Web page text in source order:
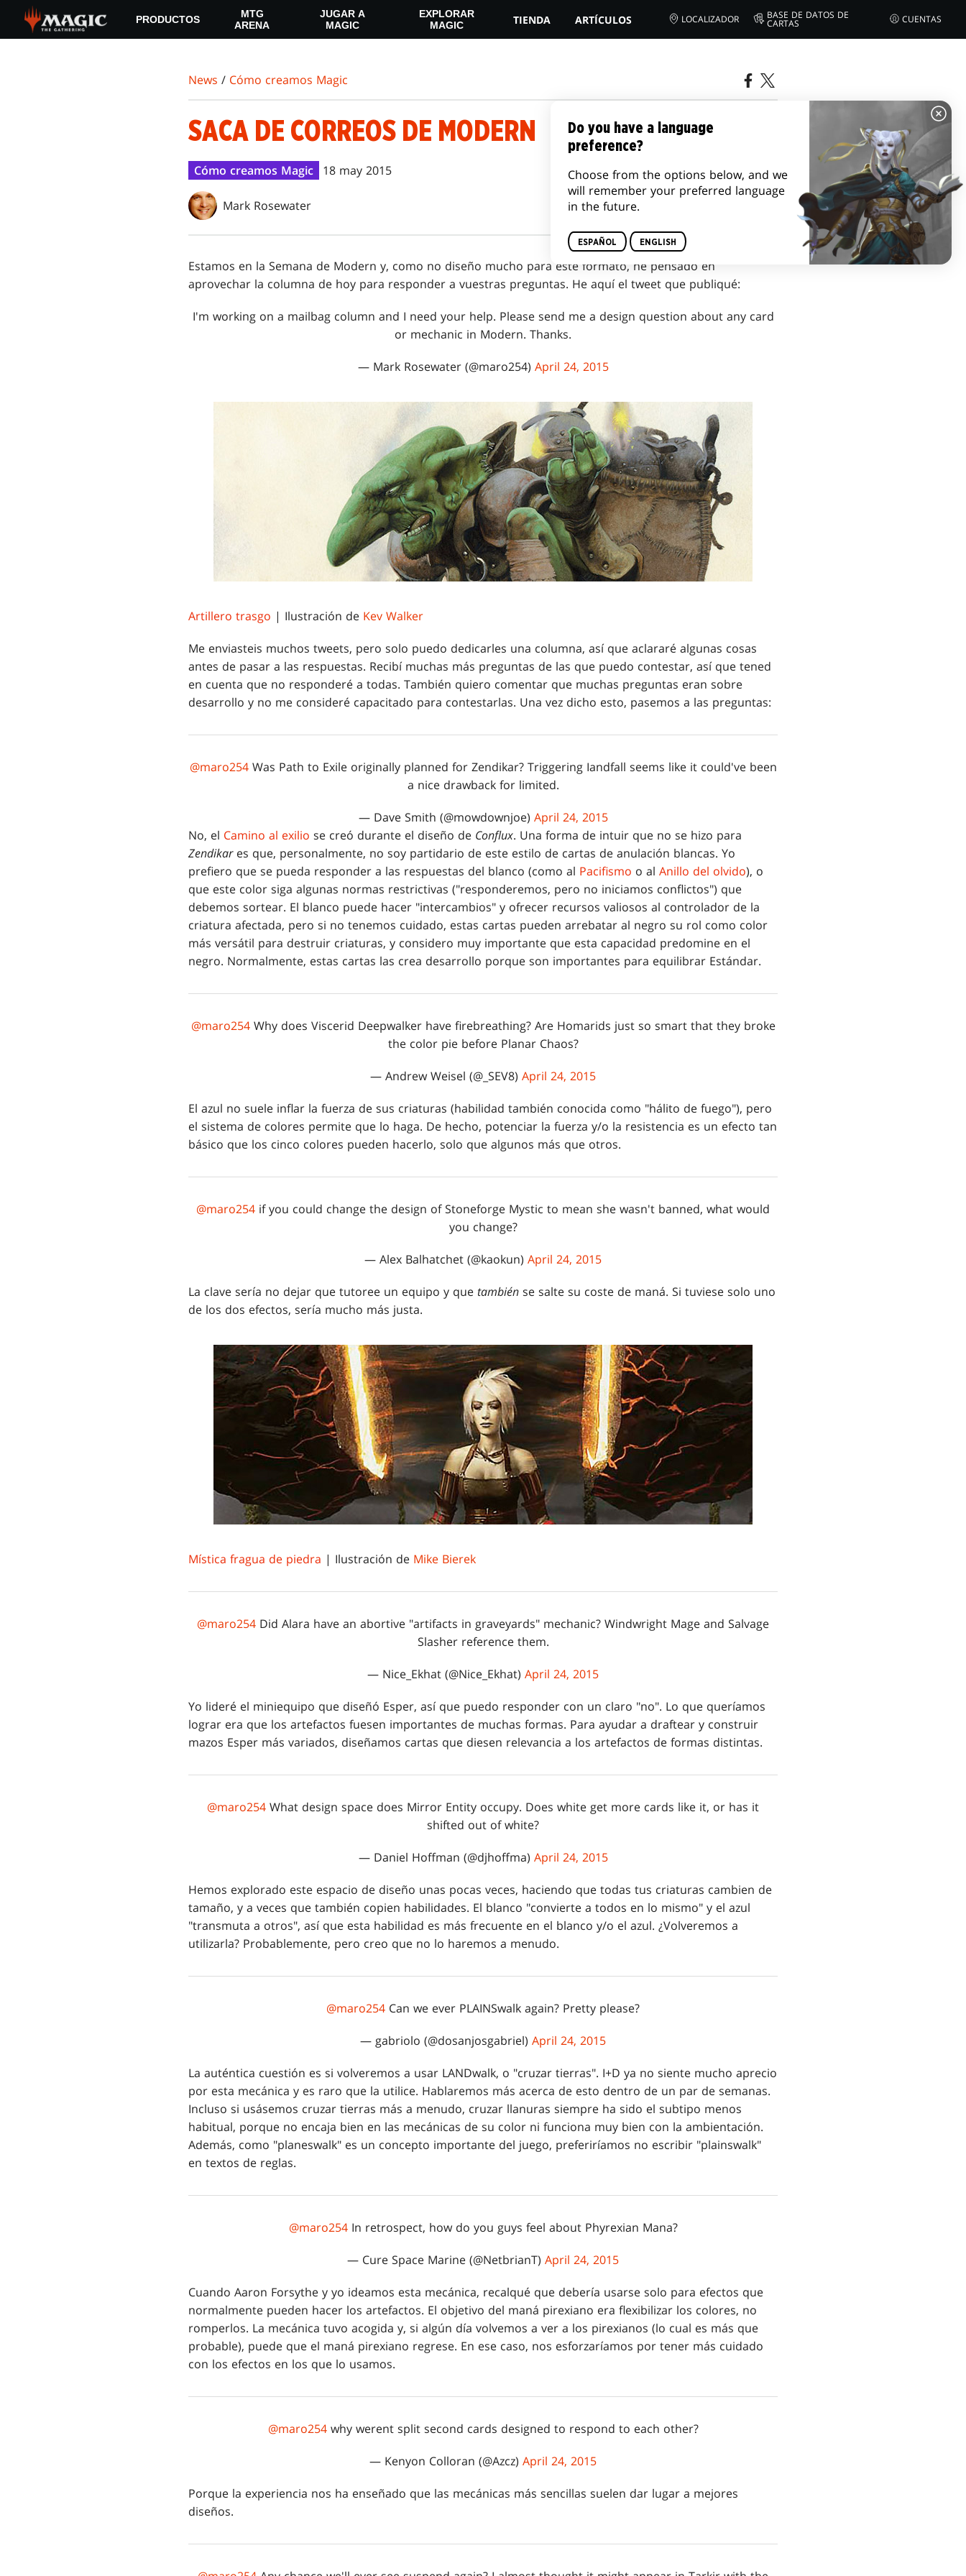
main
PRODUCTOS
MTG
ARENA
JUGAR A
MAGIC
EXPLORAR
MAGIC
TIENDA ARTÍCULOS LOCALIZADOR BASE DE DATOS DE
CARTAS CUENTAS
News / Cómo creamos Magic
SACA DE CORREOS DE MODERN
Cómo creamos Magic 18 may 2015
Mark Rosewater
Estamos en la Semana de Modern y, como no diseño mucho para este formato, he pensado en
aprovechar la columna de hoy para responder a vuestras preguntas. He aquí el tweet que publiqué:
I'm working on a mailbag column and I need your help. Please send me a design question about any card
or mechanic in Modern. Thanks.
— Mark Rosewater (@maro254) April 24, 2015
Artillero trasgo | Ilustración de Kev Walker
Me enviasteis muchos tweets, pero solo puedo dedicarles una columna, así que aclararé algunas cosas
antes de pasar a las respuestas. Recibí muchas más preguntas de las que puedo contestar, así que tened
en cuenta que no responderé a todas. También quiero comentar que muchas preguntas eran sobre
desarrollo y no me consideré capacitado para contestarlas. Una vez dicho esto, pasemos a las preguntas:
@maro254Was Path to Exile originally planned for Zendikar? Triggering Iandfall seems like it could've been
a nice drawback for limited.
— Dave Smith (@mowdownjoe) April 24, 2015
No, el Camino al exilio se creó durante el diseño de Conflux. Una forma de intuir que no se hizo para
Zendikares que, personalmente, no soy partidario de este estilo de cartas de anulación blancas. Yo
prefiero que se pueda responder a las respuestas del blanco (como al Pacifismo o al Anillo del olvido), o
que este color siga algunas normas restrictivas ("responderemos, pero no iniciamos conflictos") que
debemos sortear. El blanco puede hacer "intercambios" y ofrecer recursos valiosos al controlador de la
criatura afectada, pero si no tenemos cuidado, estas cartas pueden arrebatar al negro su rol como color
más versátil para destruir criaturas, y considero muy importante que esta capacidad predomine en el
negro. Normalmente, estas cartas las crea desarrollo porque son importantes para equilibrar Estándar.
@maro254Why does Viscerid Deepwalker have firebreathing? Are Homarids just so smart that they broke
the color pie before Planar Chaos?
— Andrew Weisel (@_SEV8) April 24, 2015
El azul no suele inflar la fuerza de sus criaturas (habilidad también conocida como "hálito de fuego"), pero
el sistema de colores permite que lo haga. De hecho, potenciar la fuerza y/o la resistencia es un efecto tan
básico que los cinco colores pueden hacerlo, solo que algunos más que otros.
@maro254 if you could change the design of Stoneforge Mystic to mean she wasn't banned, what would
you change?
— Alex Balhatchet (@kaokun) April 24, 2015
La clave sería no dejar que tutoree un equipo y que también se salte su coste de maná. Si tuviese solo uno
de los dos efectos, sería mucho más justa.
Mística fragua de piedra | Ilustración de Mike Bierek
@maro254 Did Alara have an abortive "artifacts in graveyards" mechanic? Windwright Mage and Salvage
Slasher reference them.
— Nice_Ekhat (@Nice_Ekhat) April 24, 2015
Yo lideré el miniequipo que diseñó Esper, así que puedo responder con un claro "no". Lo que queríamos
lograr era que los artefactos fuesen importantes de muchas formas. Para ayudar a draftear y construir
mazos Esper más variados, diseñamos cartas que diesen relevancia a los artefactos de formas distintas.
@maro254 What design space does Mirror Entity occupy. Does white get more cards like it, or has it
shifted out of white?
— Daniel Hoffman (@djhoffma) April 24, 2015
Hemos explorado este espacio de diseño unas pocas veces, haciendo que todas tus criaturas cambien de
tamaño, y a veces que también copien habilidades. El blanco "convierte a todos en lo mismo" y el azul
"transmuta a otros", así que esta habilidad es más frecuente en el blanco y/o el azul. ¿Volveremos a
utilizarla? Probablemente, pero creo que no lo haremos a menudo.
@maro254 Can we ever PLAINSwalk again? Pretty please?
— gabriolo (@dosanjosgabriel) April 24, 2015
La auténtica cuestión es si volveremos a usar LANDwalk, o "cruzar tierras". I+D ya no siente mucho aprecio
por esta mecánica y es raro que la utilice. Hablaremos más acerca de esto dentro de un par de semanas.
Incluso si usásemos cruzar tierras más a menudo, cruzar llanuras siempre ha sido el subtipo menos
habitual, porque no encaja bien en las mecánicas de su color ni funciona muy bien con la ambientación.
Además, como "planeswalk" es un concepto importante del juego, preferiríamos no escribir "plainswalk"
en textos de reglas.
@maro254In retrospect, how do you guys feel about Phyrexian Mana?
— Cure Space Marine (@NetbrianT) April 24, 2015
Cuando Aaron Forsythe y yo ideamos esta mecánica, recalqué que debería usarse solo para efectos que
normalmente pueden hacer los artefactos. El objetivo del maná pirexiano era flexibilizar los colores, no
romperlos. La mecánica tuvo acogida y, si algún día volvemos a ver a los pirexianos (lo cual es más que
probable), puede que el maná pirexiano regrese. En ese caso, nos esforzaríamos por tener más cuidado
con los efectos en los que lo usamos.
@maro254why werent split second cards designed to respond to each other?
— Kenyon Colloran (@Azcz) April 24, 2015
Porque la experiencia nos ha enseñado que las mecánicas más sencillas suelen dar lugar a mejores
diseños.
Do you have a language
preference?
Choose from the options below, and we
will remember your preferred language
in the future.
ESPAÑOL ENGLISH